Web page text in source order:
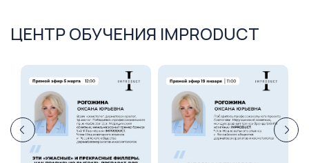
ЦЕНТР ОБУЧЕНИЯ IMPRODUCT